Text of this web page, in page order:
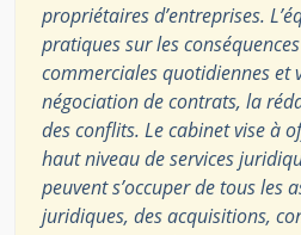
propriétaires d’entreprises.
pratiques sur les
commerciales quotidiennes et
négociation de contrats, la
des conflits. Le cabinet vise à
haut niveau de services
peuvent s’occuper de tous les
juridiques, des acquisitions,